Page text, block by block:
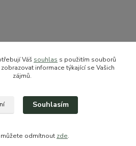
Váš souhlas s použitím souborů
informace týkající se Vašich
zájmů.
Souhlasím
odmítnout zde.